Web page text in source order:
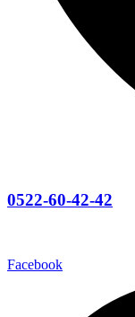
0522-60-42-42
Facebook